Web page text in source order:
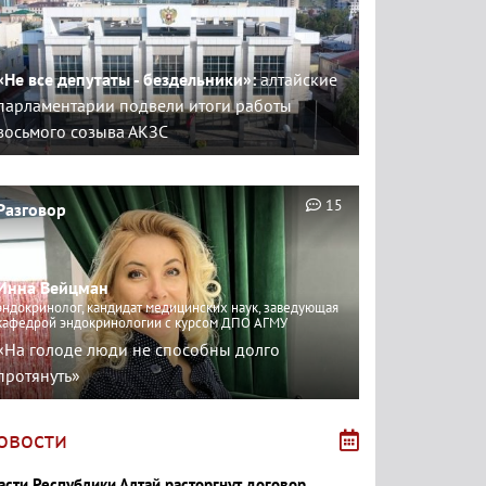
все депутаты - бездельники»:алтайские
подвели итоги работы
созыва АКЗС
Вейцман
кандидат медицинских наук, заведующая
эндокринологии с курсом ДПО АГМУ
голоде люди не способны долго
15